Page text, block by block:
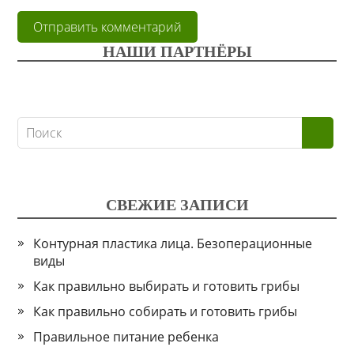
НАШИ ПАРТНЁРЫ
СВЕЖИЕ ЗАПИСИ
Контурная пластика лица. Безоперационные
виды
Как правильно выбирать и готовить грибы
Как правильно собирать и готовить грибы
Правильное питание ребенка